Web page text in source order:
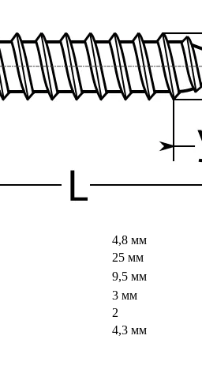
4,8 мм
25 мм
9,5 мм
3 мм
2
4,3 мм